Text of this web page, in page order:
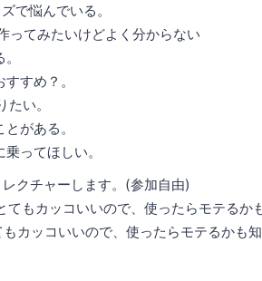
で悩んでいる。
ってみたいけどよく分からない
すめ？。
い。
がある。
ってほしい。
クチャーします。(参加自由)
てもカッコいいので、使ったらモテるか
カッコいいので、使ったらモテるかも